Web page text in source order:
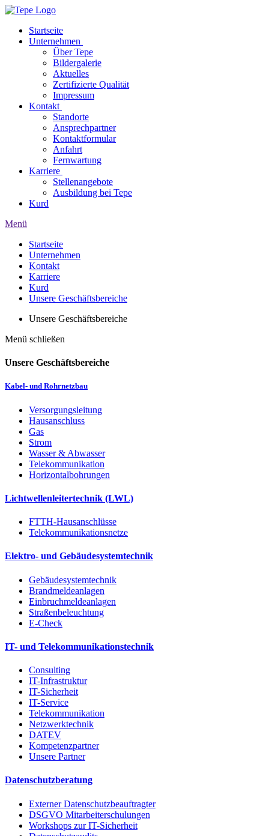
Startseite
Unternehmen
Über Tepe
Bildergalerie
Aktuelles
Zertifizierte Qualität
Impressum
Kontakt
Standorte
Ansprechpartner
Kontaktformular
Anfahrt
Fernwartung
Karriere
Stellenangebote
Ausbildung bei Tepe
Kurd
Menü
Startseite
Unternehmen
Kontakt
Karriere
Kurd
Unsere Geschäftsbereiche
Unsere Geschäftsbereiche
Menü schließen
Unsere Geschäftsbereiche
Kabel- und Rohrnetzbau
Versorgungsleitung
Hausanschluss
Gas
Strom
Wasser & Abwasser
Telekommunikation
Horizontalbohrungen
Lichtwellenleitertechnik (LWL)
FTTH-Hausanschlüsse
Telekommunikationsnetze
Elektro- und Gebäudesystemtechnik
Gebäudesystemtechnik
Brandmeldeanlagen
Einbruchmeldeanlagen
Straßenbeleuchtung
E-Check
IT- und Telekommunikationstechnik
Consulting
IT-Infrastruktur
IT-Sicherheit
IT-Service
Telekommunikation
Netzwerktechnik
DATEV
Kompetenzpartner
Unsere Partner
Datenschutzberatung
Externer Datenschutzbeauftragter
DSGVO Mitarbeiterschulungen
Workshops zur IT-Sicherheit